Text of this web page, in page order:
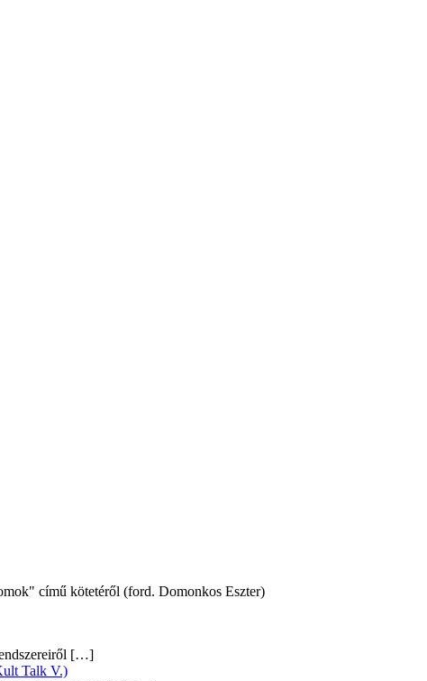
című kötetéről (ford. Domonkos Eszter)
[…]
Talk V.)